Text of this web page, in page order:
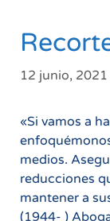
12 junio, 2021
«Si vamos a
medios.
reducciones
mantener a
(1944- )